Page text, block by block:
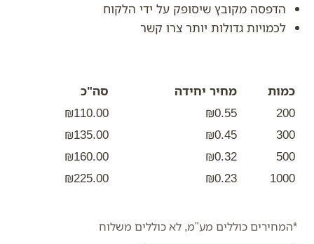
הדפסה מקובץ שיסופק על ידי הלקוח
לכמויות גדולות יותר צרו קשר
כמות מחיר יחידה
סה"כ
200
₪0.55
₪110.00
300
₪0.45
₪135.00
500
₪0.32
₪160.00
1000
₪0.23
₪225.00
*המחירים כוללים מע"מ, לא כוללים משלוח